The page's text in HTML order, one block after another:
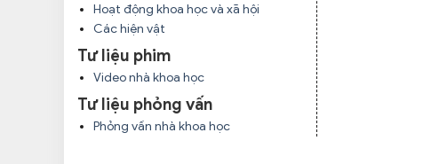
Hoạt động khoa học và xã hội
Các hiện vật
Tư liệu phim
Video nhà khoa học
Tư liệu phỏng vấn
Phỏng vấn nhà khoa học